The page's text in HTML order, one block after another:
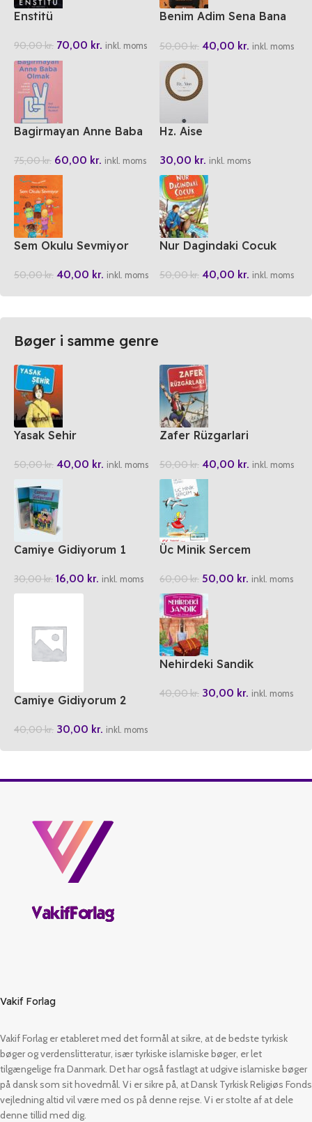
Enstitü
90,00kr. 70,00 kr. inkl. moms
Benim Adim Sena Bana
50,00kr. 40,00 kr. inkl. moms
Bagirmayan Anne Baba
75,00kr. 60,00 kr. inkl. moms
Hz. Aise
30,00 kr. inkl. moms
Sem Okulu Sevmiyor
50,00kr. 40,00 kr. inkl. moms
Nur Dagindaki Cocuk
50,00kr. 40,00 kr. inkl. moms
Bøger i samme genre
Yasak Sehir
50,00kr. 40,00 kr. inkl. moms
Zafer Rüzgarlari
50,00kr. 40,00 kr. inkl. moms
Camiye Gidiyorum 1
30,00kr. 16,00 kr. inkl. moms
Üc Minik Sercem
60,00kr. 50,00 kr. inkl. moms
Camiye Gidiyorum 2
40,00kr. 30,00 kr. inkl. moms
Nehirdeki Sandik
40,00kr. 30,00 kr. inkl. moms
Vakif Forlag
Vakif Forlag er etableret med det formål at sikre, at de bedste tyrkisk
bøger og verdenslitteratur, især tyrkiske islamiske bøger, er let
tilgængelige fra Danmark. Det har også fastlagt at udgive islamiske bøger
på dansk som sit hovedmål. Vi er sikre på, at Dansk Tyrkisk Religiøs Fonds
vejledning altid vil være med os på denne rejse. Vi er stolte af at dele
denne tillid med dig.